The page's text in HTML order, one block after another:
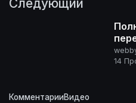
Следующий
14
КомментарииВидео